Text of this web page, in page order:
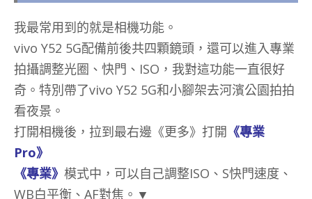
我最常用到的就是相機功能。
vivo Y52 5G配備前後共四顆鏡頭，還可以進入專業
拍攝調整光圈、快門、ISO，我對這功能一直很好
奇。特別帶了vivo Y52 5G和小腳架去河濱公園拍拍
看夜景。
打開相機後，拉到最右邊《更多》打開 《專業
Pro》
《專業》 模式中，可以自己調整ISO、S快門速度、
WB白平衡、AF對焦。▼